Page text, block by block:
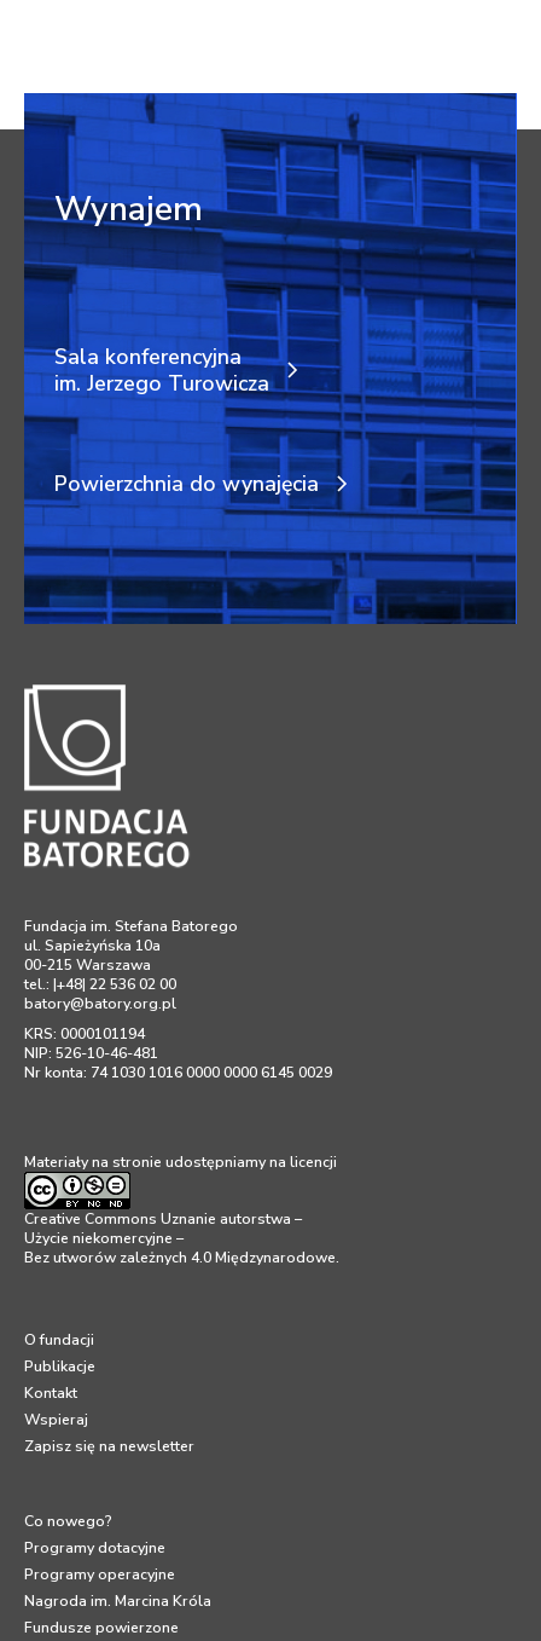
Fundacja im. Stefana Batorego
ul. Sapieżyńska 10a
00-215 Warszawa
tel.: |+48| 22 536 02 00
batory@batory.org.pl
KRS: 0000101194
NIP: 526-10-46-481
Nr konta: 74 1030 1016 0000 0000 6145 0029
Materiały na stronie udostępniamy na licencji
Creative Commons Uznanie autorstwa –
Użycie niekomercyjne –
Bez utworów zależnych 4.0 Międzynarodowe.
O fundacji
Publikacje
Kontakt
Wspieraj
Zapisz się na newsletter
Co nowego?
Programy dotacyjne
Programy operacyjne
Nagroda im. Marcina Króla
Fundusze powierzone
Wynajem
Sala konferencyjna
im. Jerzego Turowicza
Powierzchnia do wynajęcia